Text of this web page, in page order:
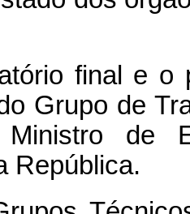
final e o
Grupo de
Ministro de
República.